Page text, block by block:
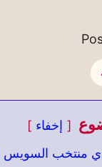
إخفاء
منتخب السويس